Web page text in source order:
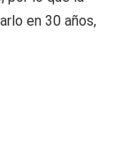
en 30 años,